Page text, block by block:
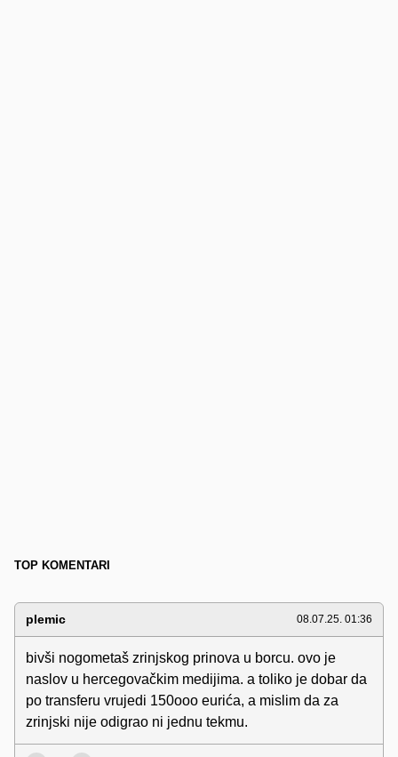
TOP KOMENTARI
plemic 08.07.25. 01:36
bivši nogometaš zrinjskog prinova u borcu. ovo je
naslov u hercegovačkim medijima. a toliko je dobar da
po transferu vrujedi 150ooo eurića, a mislim da za
zrinjski nije odigrao ni jednu tekmu.